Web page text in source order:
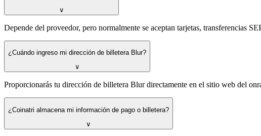
∨
Depende del proveedor, pero normalmente se aceptan tarjetas, transferencias
¿Cuándo ingreso mi dirección de billetera Blur?
∨
Proporcionarás tu dirección de billetera Blur directamente en el sitio web del
¿Coinatri almacena mi información de pago o billetera?
∨